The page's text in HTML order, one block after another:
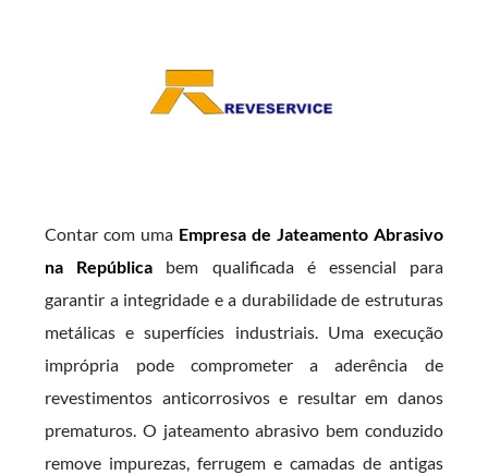
Contar com uma Empresa de Jateamento Abrasivo
na República bem qualificada é essencial para
garantir a integridade e a durabilidade de estruturas
metálicas e superfícies industriais. Uma execução
imprópria pode comprometer a aderência de
revestimentos anticorrosivos e resultar em danos
prematuros. O jateamento abrasivo bem conduzido
remove impurezas, ferrugem e camadas de antigas